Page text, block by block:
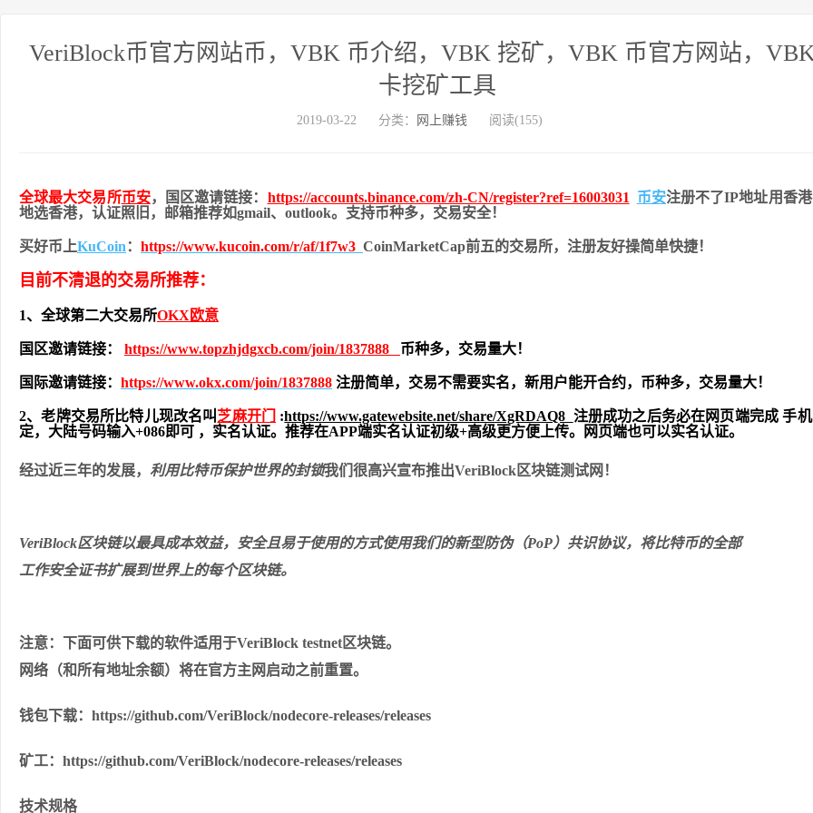
VeriBlock币官方网站 币，VBK 币介绍，VBK 挖矿，VBK 币官方网站，
卡挖矿工具
2019-03-22 分类： 网上赚钱 阅读(155)
全球最大交易所币安，国区邀请链接： https://accounts.binance.com/zh-CN/register?ref=16003031 币安注册不了IP地址用香
地选香港，认证照旧， 邮箱推荐如gmail、outlook。支持币种多，交易安全！
买好币上KuCoin ： https://www.kucoin.com/r/af/1f7w3 CoinMarketCap前五的交易所，注册友好操简单快捷！
目前不清退的交易所推荐：
1、全球第二大交易所OKX欧意
国区邀请链接： https://www.topzhjdgxcb.com/join/1837888 币种多，交易量大！
国际邀请链接： https://www.okx.com/join/1837888 注册简单，交易不需要实名，新用户能开合约， 币种多，交易量大！
2、老牌交易所比特儿现改名叫 芝麻开门 :https://www.gatewebsite.net/share/XgRDAQ8 注册成功之后务必在网页端完成 手
定，大陆号码输入+086即可 ，实名认证。推荐在APP端实名认证初级+高级更方便上传。网页端也可以实名认证。
经过近三年的发展， 利用比特币保护世界的封锁我们很高兴宣布推出VeriBlock区块链测试网！
VeriBlock区块链以最具成本效益，安全且易于使用的方式使用我们的新型防伪（PoP）共识协议，将比特币的全部
工作安全证书扩展到世界上的每个区块链。
注意：下面可供下载的软件适用于VeriBlock testnet区块链。
网络（和所有地址余额）将在官方主网启动之前重置。
钱包下载：https://github.com/VeriBlock/nodecore-releases/releases
矿工：https://github.com/VeriBlock/nodecore-releases/releases
技术规格